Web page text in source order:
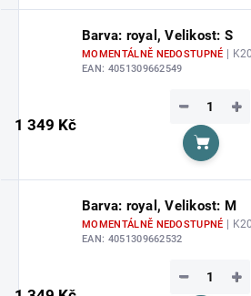
Barva: royal, Velikost: S
MOMENTÁLNĚ NEDOSTUPNÉ |
EAN: 4051309662549
1 349 Kč
+
−
Do
Barva: royal, Velikost: M
MOMENTÁLNĚ NEDOSTUPNÉ |
EAN: 4051309662532
+
−